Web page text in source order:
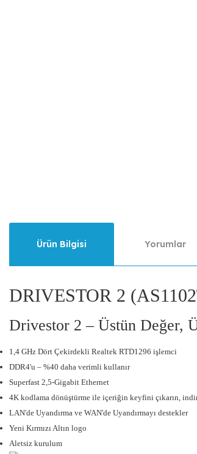
Ürün Bilgisi Yorumlar
DRIVESTOR 2
Drivestor 2 – Üstün Değer,
1,4 GHz Dört Çekirdekli Realtek RTD1296 işlemci
DDR4'u – %40 daha verimli kullanır
Superfast 2,5-Gigabit Ethernet
4K kodlama dönüştürme ile içeriğin keyfini çıkarın,
LAN'de Uyandırma ve WAN'de Uyandırmayı destekler
Yeni Kırmızı Altın logo
Aletsiz kurulum